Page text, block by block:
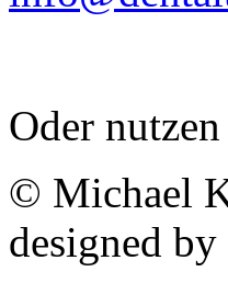
Oder
© Michael
designed